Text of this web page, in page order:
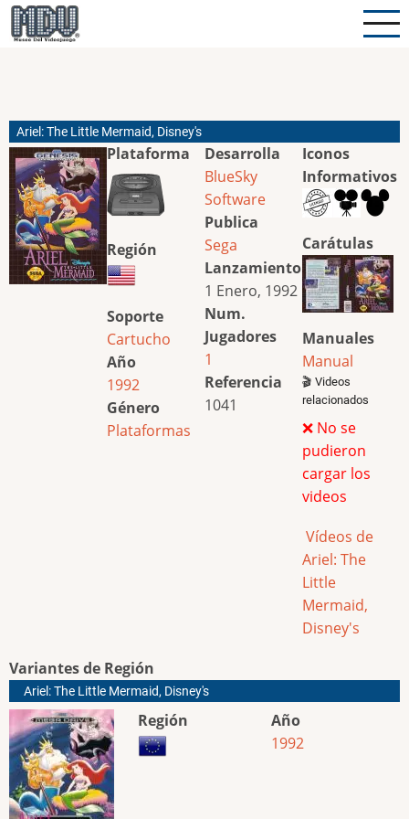
Pasar
al
Ariel: The Little Mermaid, Disney's
Plataforma
Región
Soporte
Cartucho
Año
1992
Género
Plataformas
Desarrolla
BlueSky
Software
Publica
Sega
Lanzamiento
1 Enero, 1992
Num.
Jugadores
1
Referencia
1041
Iconos
Informativos
Carátulas
Manuales
Manual
🎬 Videos
relacionados
❌ No se
pudieron
cargar los
videos
Vídeos de
Ariel: The
Little
Mermaid,
Disney's
Variantes de Región
Ariel: The Little Mermaid, Disney's
Región
Año
1992